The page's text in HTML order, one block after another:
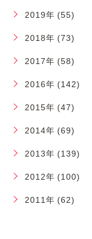
2019年 (55)
2018年 (73)
2017年 (58)
2016年 (142)
2015年 (47)
2014年 (69)
2013年 (139)
2012年 (100)
2011年 (62)